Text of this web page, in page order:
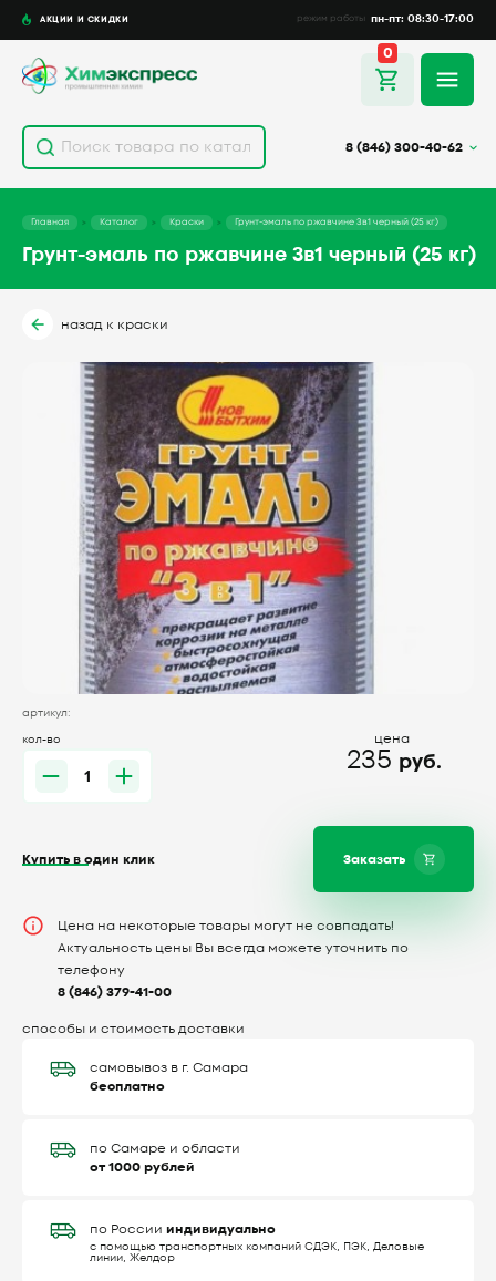
АКЦИИ И СКИДКИ режим работы пн-пт: 08:30-17:00
8 (846) 300-40-62
0
Главная Каталог Краски Грунт-эмаль по ржавчине 3в1 черный (25 кг)
Грунт-эмаль по ржавчине 3в1 черный (25 кг)
назад к краски
артикул:
кол-во
цена
235 руб.
Заказать
Купить в один клик
Цена на некоторые товары могут не совпадать!
Актуальность цены Вы всегда можете уточнить по
телефону
8 (846) 379-41-00
способы и стоимость доставки
самовывоз в г. Самара
бесплатно
по Самаре и области
от 1000 рублей
по России индивидуально
с помощью транспортных компаний СДЭК, ПЭК, Деловые
линии, Желдор